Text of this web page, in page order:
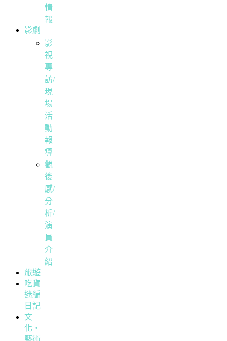
情
報
影劇
影
視
專
訪/
現
場
活
動
報
導
觀
後
感/
分
析/
演
員
介
紹
旅遊
吃貨
迷編
日記
文
化・
藝術